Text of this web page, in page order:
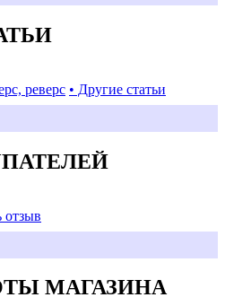
реверс • Другие статьи
отзыв
МАГАЗИНА